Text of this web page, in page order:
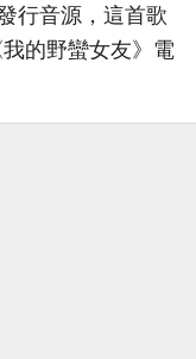
行音源，這首歌
的野蠻女友》電